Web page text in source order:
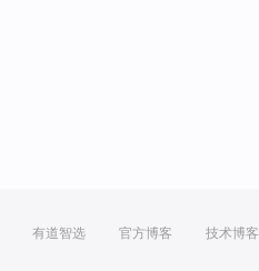
有道智选 官方博客 技术博客